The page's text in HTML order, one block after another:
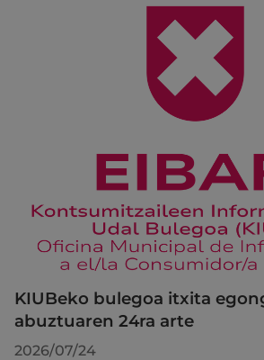
KIUBeko bulegoa itxita
abuztuaren 24ra arte
2026/07/24